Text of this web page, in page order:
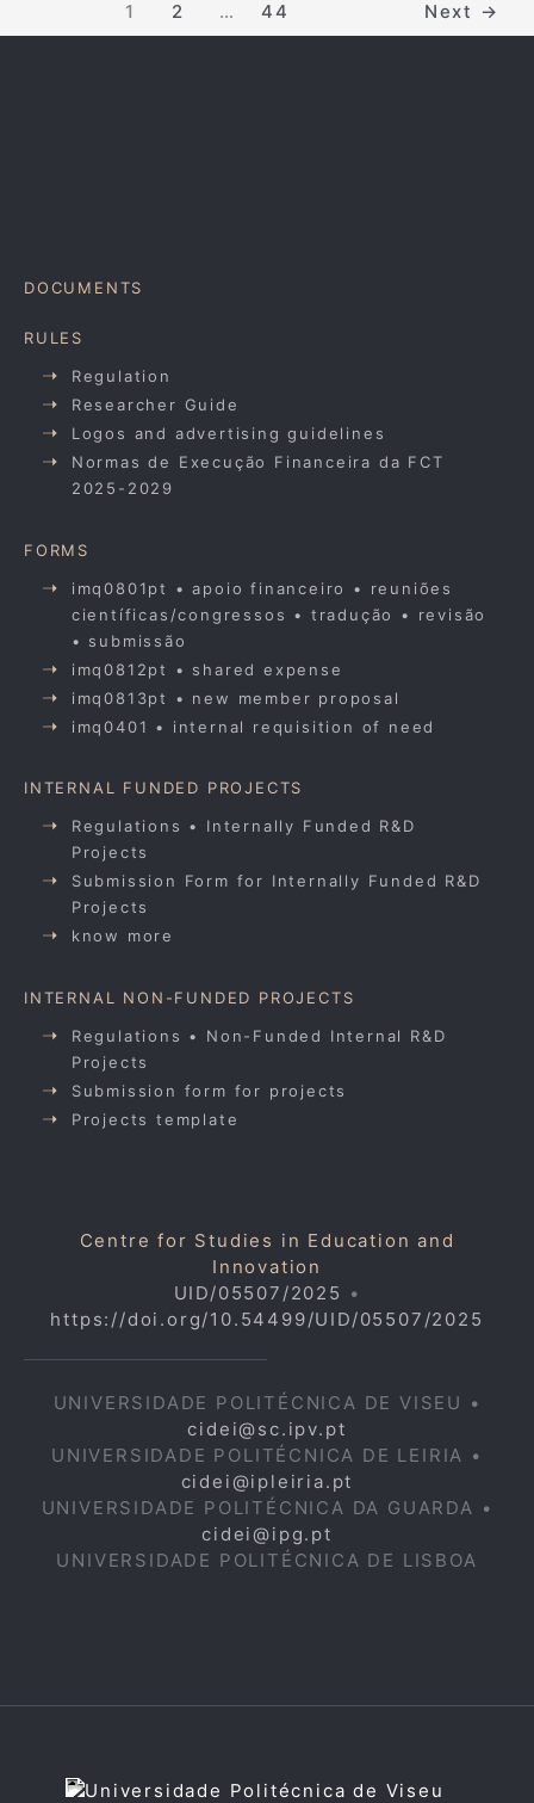
1 2 … 44 Next →
DOCUMENTS
RULES
Regulation
Researcher Guide
Logos and advertising guidelines
Normas de Execução Financeira da FCT
2025-2029
FORMS
imq0801pt • apoio financeiro • reuniões
científicas/congressos • tradução • revisão
• submissão
imq0812pt • shared expense
imq0813pt • new member proposal
imq0401 • internal requisition of need
INTERNAL FUNDED PROJECTS
Regulations • Internally Funded R&D
Projects
Submission Form for Internally Funded R&D
Projects
know more
INTERNAL NON-FUNDED PROJECTS
Regulations • Non-Funded Internal R&D
Projects
Submission form for projects
Projects template
Centre for Studies in Education and
Innovation
UID/05507/2025 •
https://doi.org/10.54499/UID/05507/2025
UNIVERSIDADE POLITÉCNICA DE VISEU •
cidei@sc.ipv.pt
UNIVERSIDADE POLITÉCNICA DE LEIRIA •
cidei@ipleiria.pt
UNIVERSIDADE POLITÉCNICA DA GUARDA •
cidei@ipg.pt
UNIVERSIDADE POLITÉCNICA DE LISBOA